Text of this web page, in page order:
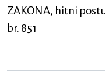
ZAKONA, hitni
br. 851